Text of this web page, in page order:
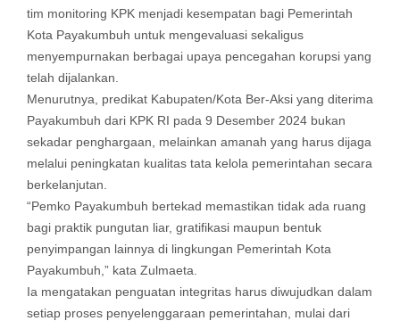
tim monitoring KPK menjadi kesempatan bagi Pemerintah
Kota Payakumbuh untuk mengevaluasi sekaligus
menyempurnakan berbagai upaya pencegahan korupsi yang
telah dijalankan.
Menurutnya, predikat Kabupaten/Kota Ber-Aksi yang diterima
Payakumbuh dari KPK RI pada 9 Desember 2024 bukan
sekadar penghargaan, melainkan amanah yang harus dijaga
melalui peningkatan kualitas tata kelola pemerintahan secara
berkelanjutan.
“Pemko Payakumbuh bertekad memastikan tidak ada ruang
bagi praktik pungutan liar, gratifikasi maupun bentuk
penyimpangan lainnya di lingkungan Pemerintah Kota
Payakumbuh,” kata Zulmaeta.
Ia mengatakan penguatan integritas harus diwujudkan dalam
setiap proses penyelenggaraan pemerintahan, mulai dari